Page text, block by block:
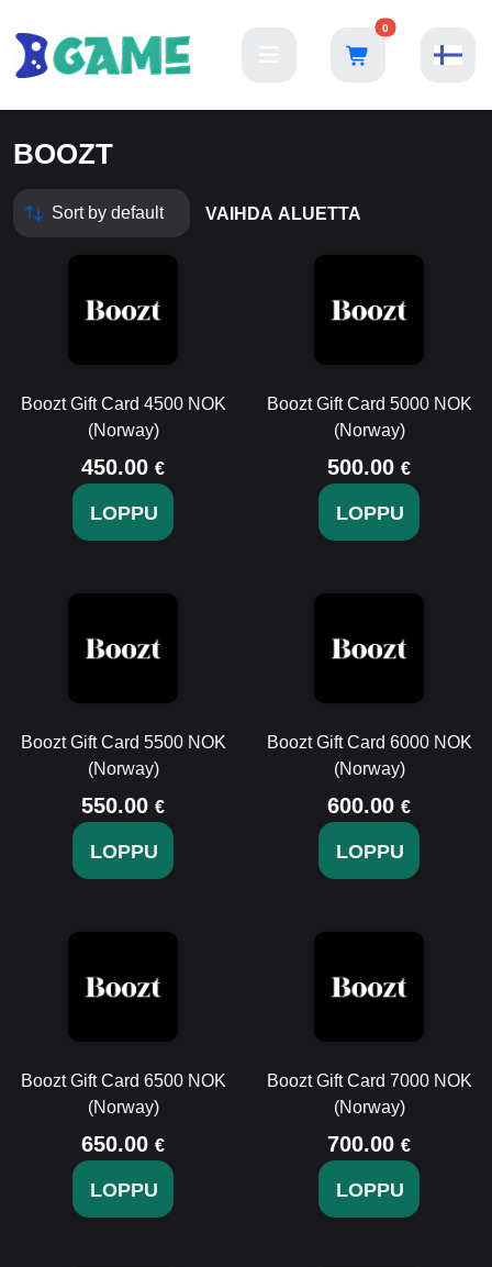
0
BOOZT
VAIHDA ALUETTA
Boozt Gift Card 4500 NOK
(Norway)
450.00 €
LOPPU
Boozt Gift Card 5000 NOK
(Norway)
500.00 €
LOPPU
Boozt Gift Card 5500 NOK
(Norway)
550.00 €
LOPPU
Boozt Gift Card 6000 NOK
(Norway)
600.00 €
LOPPU
Boozt Gift Card 6500 NOK
(Norway)
650.00 €
LOPPU
Boozt Gift Card 7000 NOK
(Norway)
700.00 €
LOPPU